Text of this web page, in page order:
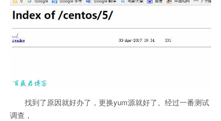
找到了原因就好办了，更换yum源就好了。经过一番测试
调查，